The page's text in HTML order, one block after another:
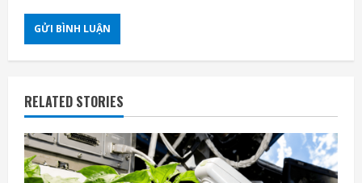
RELATED STORIES